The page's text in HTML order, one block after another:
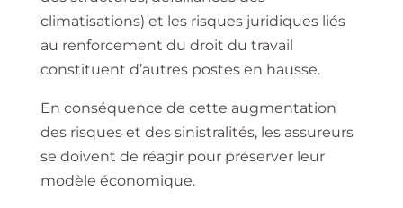
climatisations) et les risques juridiques liés
au renforcement du droit du travail
constituent d’autres postes en hausse.
En conséquence de cette augmentation
des risques et des sinistralités, les assureurs
se doivent de réagir pour préserver leur
modèle économique.